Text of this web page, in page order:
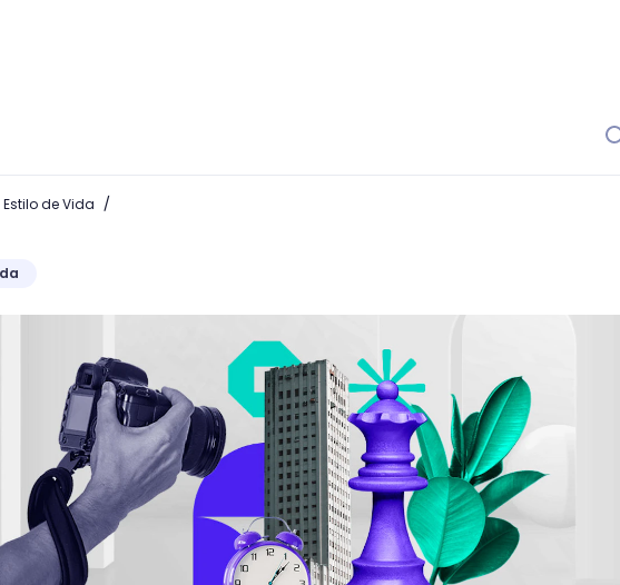
Estilo de Vida /
catálogo: 7 tips para hacer fotos de productos que impacten a tus